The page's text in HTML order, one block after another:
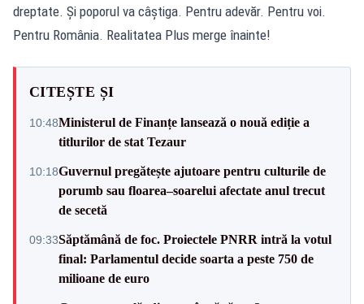
dreptate. Și poporul va câștiga. Pentru adevăr. Pentru voi.
Pentru România. Realitatea Plus merge înainte!
CITEȘTE ȘI
10:48Ministerul de Finanțe lansează o nouă ediție a
titlurilor de stat Tezaur
10:18Guvernul pregătește ajutoare pentru culturile de
porumb sau floarea–soarelui afectate anul trecut
de secetă
09:33Săptămână de foc. Proiectele PNRR intră la votul
final: Parlamentul decide soarta a peste 750 de
milioane de euro